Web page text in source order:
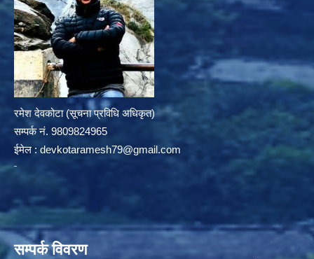
रमेश देवकोटा (सूचना प्रविधि अधिकृत)
सम्पर्क न‌ं. 9809824965
ईमेल : devkotaramesh79@gmail.com
सम्पर्क विवरण